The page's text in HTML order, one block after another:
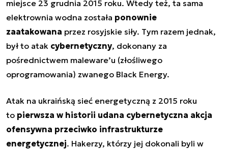
miejsce 23 grudnia 2015 roku. Wtedy też, ta sama
elektrownia wodna została ponownie
zaatakowana przez rosyjskie siły. Tym razem jednak,
był to atak cybernetyczny, dokonany za
pośrednictwem maleware’u (złośliwego
oprogramowania) zwanego Black Energy.
Atak na ukraińską sieć energetyczną z 2015 roku
to pierwsza w historii udana cybernetyczna akcja
ofensywna przeciwko infrastrukturze
energetycznej. Hakerzy, którzy jej dokonali byli w